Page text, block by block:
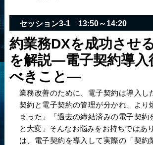
セッション3-1 13:50～14:20
約業務DXを成功させ
を解説―電子契約導入
べきこと―
業務改善のために、電子契約は導入し
契約と電子契約の管理が分かれ、より
まった」「過去の締結済みの電子契約
と大変」そんなお悩みをお持ちではあ
は、電子契約を導入して実際の「契約